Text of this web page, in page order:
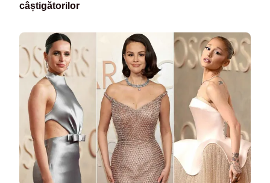
câștigătorilor